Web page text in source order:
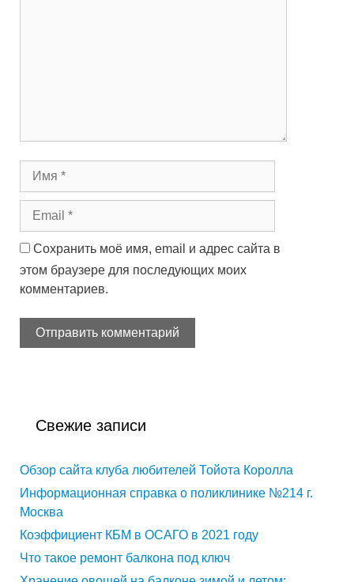
Сохранить моё имя, email и адрес сайта в
этом браузере для последующих моих
комментариев.
Свежие записи
Обзор сайта клуба любителей Тойота Королла
Информационная справка о поликлинике №214 г.
Москва
Коэффициент КБМ в ОСАГО в 2021 году
Что такое ремонт балкона под ключ